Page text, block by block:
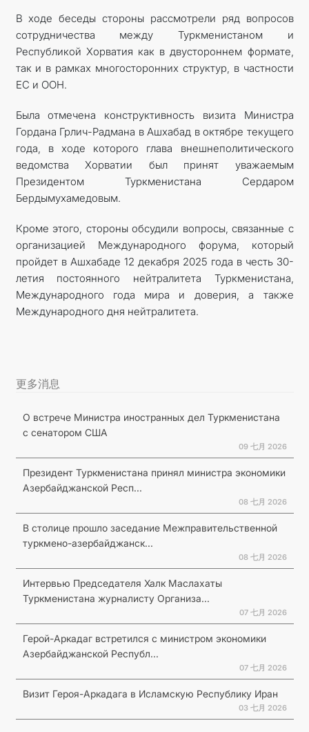
В ходе беседы стороны рассмотрели ряд вопросов
сотрудничества между Туркменистаном и
Республикой Хорватия как в двустороннем формате,
так и в рамках многосторонних структур, в частности
ЕС и ООН.
Была отмечена конструктивность визита Министра
Гордана Грлич-Радмана в Ашхабад в октябре текущего
года, в ходе которого глава внешнеполитического
ведомства Хорватии был принят уважаемым
Президентом Туркменистана Сердаром
Бердымухамедовым.
Кроме этого, стороны обсудили вопросы, связанные с
организацией Международного форума, который
пройдет в Ашхабаде 12 декабря 2025 года в честь 30-
летия постоянного нейтралитета Туркменистана,
Международного года мира и доверия, а также
Международного дня нейтралитета.
更多消息
О встрече Министра иностранных дел Туркменистана
с сенатором США
09 七月 2026
Президент Туркменистана принял министра экономики
Азербайджанской Респ...
08 七月 2026
В столице прошло заседание Межправительственной
туркмено-азербайджанск...
08 七月 2026
Интервью Председателя Халк Маслахаты
Туркменистана журналисту Организа...
07 七月 2026
Герой-Аркадаг встретился с министром экономики
Азербайджанской Республ...
07 七月 2026
Визит Героя-Аркадага в Исламскую Республику Иран
03 七月 2026